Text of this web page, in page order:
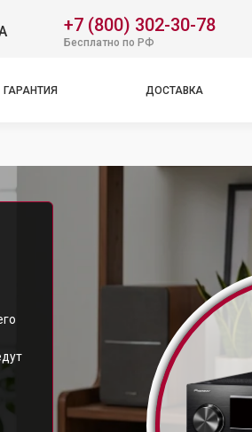
+7 (800) 302-30-78
Бесплатно по РФ
ГАРАНТИЯ ДОСТАВКА